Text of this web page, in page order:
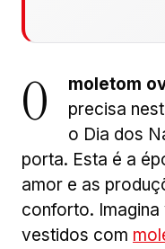
O moletom
precisa
o Dia dos
porta. Esta é a
amor e as
conforto.
vestidos com